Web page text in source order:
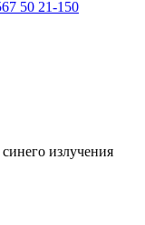
50 21-150
излучения